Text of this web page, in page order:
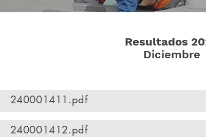
Resultados
Diciembre
240001411.pdf
240001412.pdf